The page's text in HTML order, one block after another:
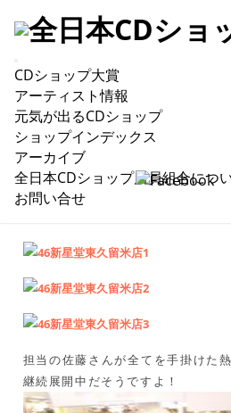
CDショップ大賞
アーティスト情報
元気が出るCDショップ
ショップインデックス
アーカイブ
全日本CDショップ店員組合につ
お問い合せ
POP大賞2015 #46 新
CDショップ大賞の展開写真をご紹
ントリー#46
担当の佐藤さんが全てを手掛けた
継続展開中だそうですよ！